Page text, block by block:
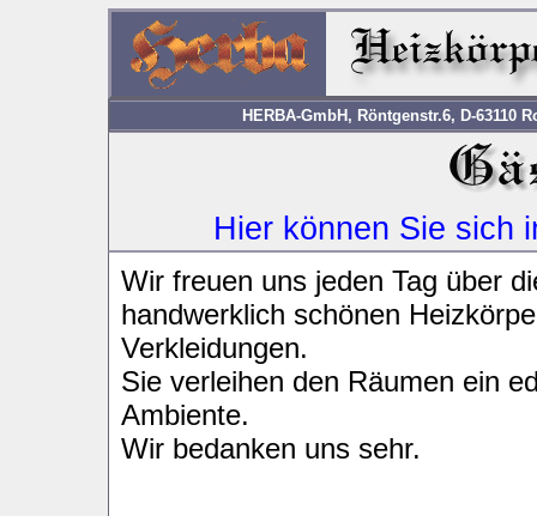
HERBA-GmbH, Röntgenstr.6, D-63110
Hier können Sie sich
Wir freuen uns jeden Tag über
handwerklich schönen
Verkleidungen.
Sie verleihen den Räumen ein
Ambiente.
Wir bedanken uns sehr.